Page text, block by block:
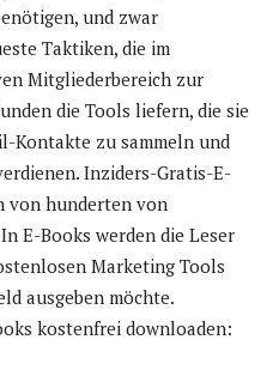
und zwar
Taktiken, die im
Mitgliederbereich zur
die Tools liefern, die sie
Kontakte zu sammeln und
Inziders-Gratis-E-
von hunderten von
E-Books werden die Leser
Marketing Tools
ausgeben möchte.
kostenfrei downloaden: